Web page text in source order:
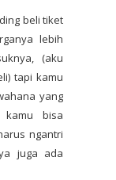
beli tiket
lebih
(aku
tapi kamu
yang
bisa
ngantri
juga ada